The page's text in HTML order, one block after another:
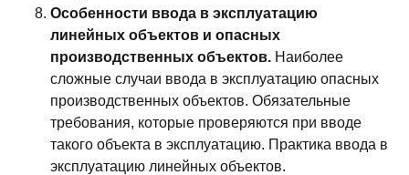
Особенности ввода в эксплуатацию
линейных объектов и опасных
производственных объектов. Наиболее
сложные случаи ввода в эксплуатацию опасных
производственных объектов. Обязательные
требования, которые проверяются при вводе
такого объекта в эксплуатацию. Практика ввода в
эксплуатацию линейных объектов.